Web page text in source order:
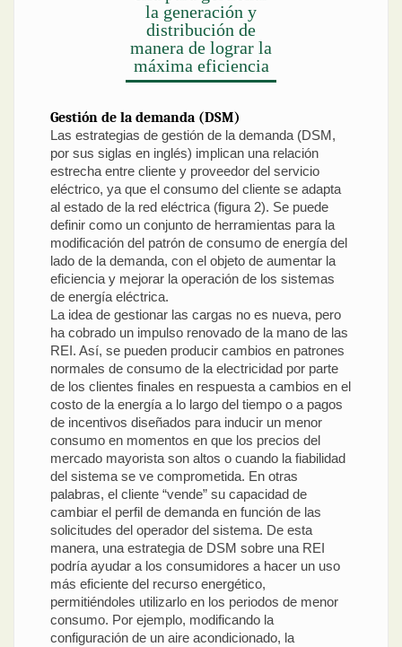
la generación y
distribución de
manera de lograr la
máxima eficiencia
Gestión de la demanda (DSM)
Las estrategias de gestión de la demanda (DSM,
por sus siglas en inglés) implican una relación
estrecha entre cliente y proveedor del servicio
eléctrico, ya que el consumo del cliente se adapta
al estado de la red eléctrica (figura 2). Se puede
definir como un conjunto de herramientas para la
modificación del patrón de consumo de energía del
lado de la demanda, con el objeto de aumentar la
eficiencia y mejorar la operación de los sistemas
de energía eléctrica.
La idea de gestionar las cargas no es nueva, pero
ha cobrado un impulso renovado de la mano de las
REI. Así, se pueden producir cambios en patrones
normales de consumo de la electricidad por parte
de los clientes finales en respuesta a cambios en el
costo de la energía a lo largo del tiempo o a pagos
de incentivos diseñados para inducir un menor
consumo en momentos en que los precios del
mercado mayorista son altos o cuando la fiabilidad
del sistema se ve comprometida. En otras
palabras, el cliente “vende” su capacidad de
cambiar el perfil de demanda en función de las
solicitudes del operador del sistema. De esta
manera, una estrategia de DSM sobre una REI
podría ayudar a los consumidores a hacer un uso
más eficiente del recurso energético,
permitiéndoles utilizarlo en los periodos de menor
consumo. Por ejemplo, modificando la
configuración de un aire acondicionado, la